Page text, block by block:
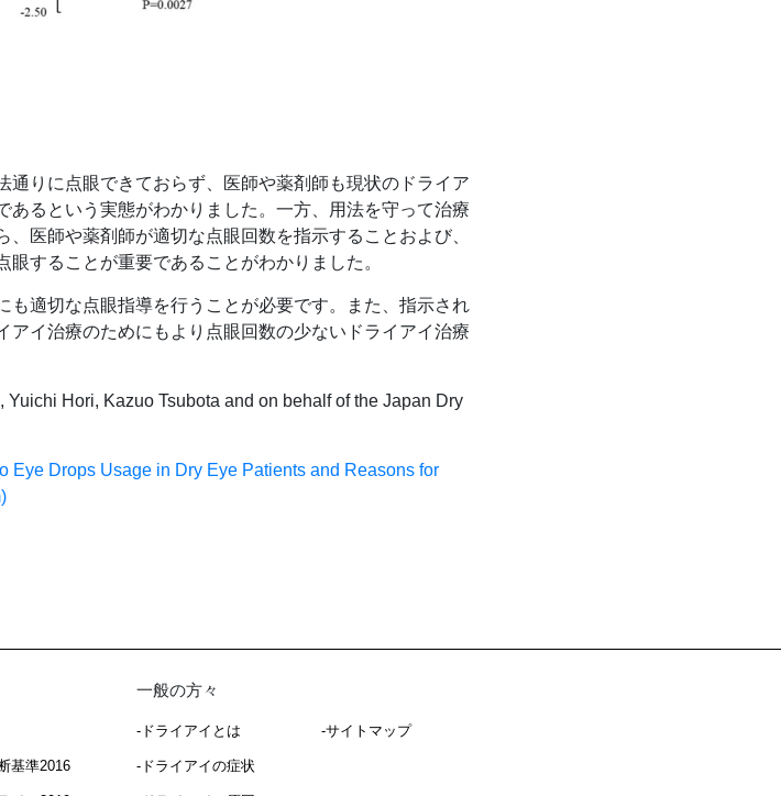
りに点眼できておらず、医師や薬剤師も現状のドライア
るという実態がわかりました。一方、用法を守って治療
医師や薬剤師が適切な点眼回数を指示することおよび、
することが重要であることがわかりました。
適切な点眼指導を行うことが必要です。また、指示され
イ治療のためにもより点眼回数の少ないドライアイ治療
Hori, Kazuo Tsubota and on behalf of the Japan Dry
Eye Drops Usage in Dry Eye Patients and Reasons for
基準2016
一般の方々
-ドライアイとは
-ドライアイの症状
-サイトマップ